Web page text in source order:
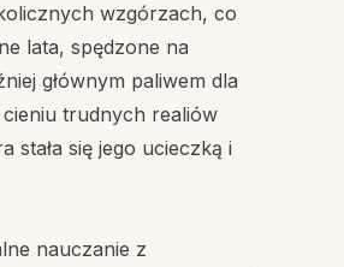
wzgórzach, co
lata, spędzone na
głównym paliwem dla
trudnych realiów
stała się jego ucieczką i
nauczanie z